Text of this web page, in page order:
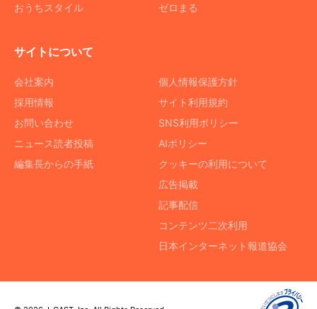
おうちスタイル
ゼロまる
サイトについて
会社案内
採用情報
お問い合わせ
ニュース読者投稿
編集長からの手紙
個人情報保護方針
サイト利用規約
SNS利用ポリシー
AIポリシー
クッキーの利用について
広告掲載
記事配信
コンテンツ二次利用
日本インターネット報道協会